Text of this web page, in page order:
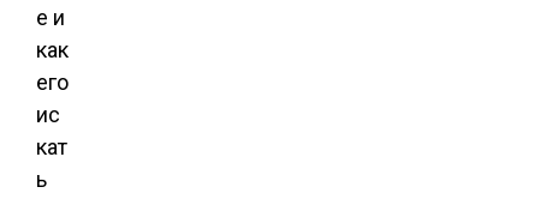
е и
как
его
ис
кат
ь